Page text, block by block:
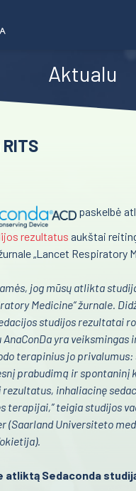
ir maisto pramonė
mokslai
transportavimo
ir reabilitacinė
ir alergologija
ir ginekologija
medicina
Infekcinės ligos
centras
Aktualu
paskelbė
rezultatus aukštai
„Lancet Respiratory
jog mūsų atlikta
Medicine“ žurnale.
studijos rezultatai
AnaConDa yra veiksmingas
terapinius jo
prabudimą ir spontaninį
rezultatus, inhaliacinę
terapijai,” teigia studijos
(Saarland Universiteto
atliktą Sedaconda